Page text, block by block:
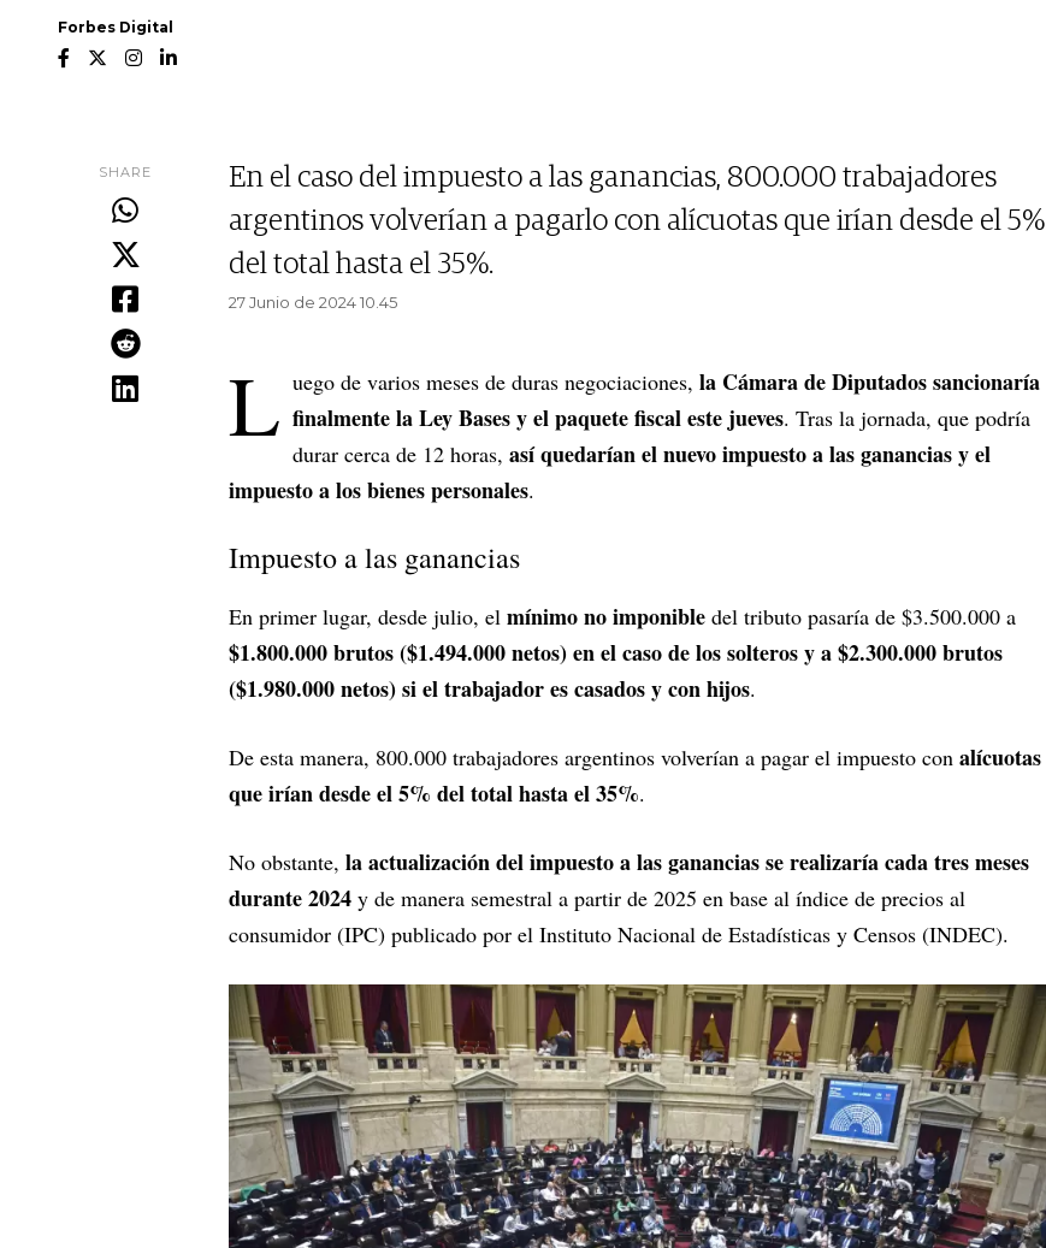
Forbes Digital
SHARE
En el caso del impuesto a las ganancias, 800.000 trabajadores
argentinos volverían a pagarlo con alícuotas que irían desde el 5%
del total hasta el 35%.
27 Junio de 2024 10.45
L uego de varios meses de duras negociaciones, la Cámara de Diputados sancionaría
finalmente la Ley Bases y el paquete fiscal este jueves. Tras la jornada, que podría
durar cerca de 12 horas, así quedarían el nuevo impuesto a las ganancias y el
impuesto a los bienes personales.
Impuesto a las ganancias
En primer lugar, desde julio, el mínimo no imponible del tributo pasaría de $3.500.000 a
$1.800.000 brutos ($1.494.000 netos) en el caso de los solteros y a $2.300.000 brutos
($1.980.000 netos) si el trabajador es casados y con hijos.
De esta manera, 800.000 trabajadores argentinos volverían a pagar el impuesto con alícuotas
que irían desde el 5% del total hasta el 35%.
No obstante, la actualización del impuesto a las ganancias se realizaría cada tres meses
durante 2024 y de manera semestral a partir de 2025 en base al índice de precios al
consumidor (IPC) publicado por el Instituto Nacional de Estadísticas y Censos (INDEC).